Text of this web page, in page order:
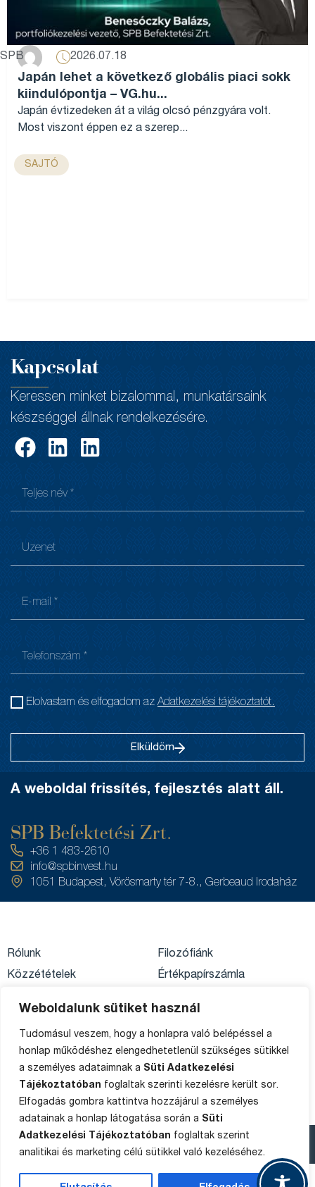
Weboldalunk sütiket használ
Tudomásul veszem, hogy a honlapra való belépéssel a
honlap működéshez elengedhetetlenül szükséges sütikkel
a személyes adataimnak a Süti Adatkezelési
Tájékoztatóban foglaltak szerinti kezelésre került sor.
Elfogadás gombra kattintva hozzájárul a személyes
adatainak a honlap látogatása során a Süti
Adatkezelési Tájékoztatóban foglaltak szerint
analitikai és marketing célú sütikkel való kezeléséhez.
SPB 2026.07.18
Japán lehet a következő globális piaci sokk
kiindulópontja – VG.hu...
Japán évtizedeken át a világ olcsó pénzgyára volt.
Most viszont éppen ez a szerep...
SAJTÓ
Kapcsolat
Keressen minket bizalommal, munkatársaink
készséggel állnak rendelkezésére.
Elolvastam és elfogadom az Adatkezelési tájékoztatót.
Elküldöm
A weboldal frissítés, fejlesztés alatt áll.
SPB Befektetési Zrt.
+36 1 483-2610
info@spbinvest.hu
1051 Budapest, Vörösmarty tér 7-8., Gerbeaud Irodaház
Rólunk
Közzétételek
Private Banking
Ügyféltájékoztató
Sütik
Filozófiánk
Értékpapírszámla
Média
Oldaltérkép
Copyright © 2015-2025 SPB Befektetési Zrt.